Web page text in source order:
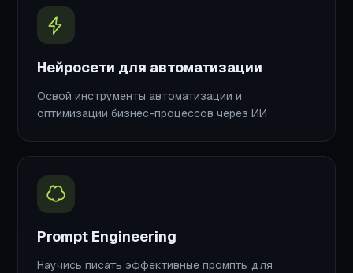
Нейросети для автоматизации
Освой инструменты автоматизации и
оптимизации бизнес-процессов через ИИ
Prompt Engineering
Научись писать эффективные промпты для